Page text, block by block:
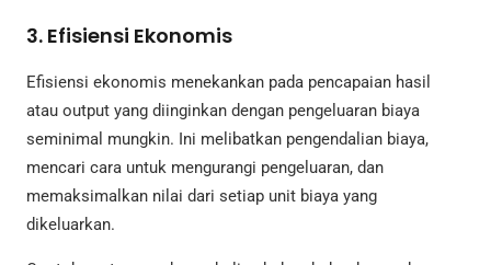
3. Efisiensi Ekonomis
Efisiensi ekonomis menekankan pada pencapaian hasil
atau output yang diinginkan dengan pengeluaran biaya
seminimal mungkin. Ini melibatkan pengendalian biaya,
mencari cara untuk mengurangi pengeluaran, dan
memaksimalkan nilai dari setiap unit biaya yang
dikeluarkan.